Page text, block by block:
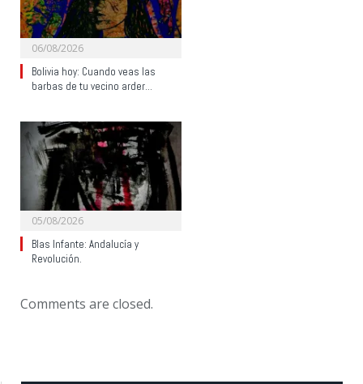
06/08/2026
Bolivia hoy: Cuando veas las
barbas de tu vecino arder…
05/08/2026
Blas Infante: Andalucía y
Revolución.
Comments are closed.